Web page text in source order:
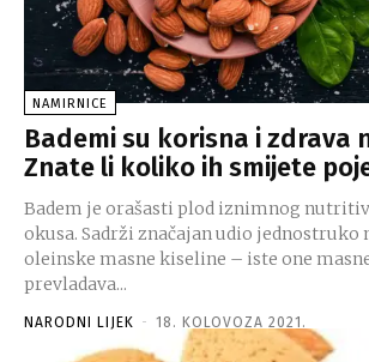
NAMIRNICE
Bademi su korisna i zdrava
Znate li koliko ih smijete
Badem je orašasti plod iznimnog
okusa. Sadrži značajan udio jednostruko
oleinske masne kiseline – iste one
prevladava...
NARODNI LIJEK - 18. KOLOVOZA 2021.